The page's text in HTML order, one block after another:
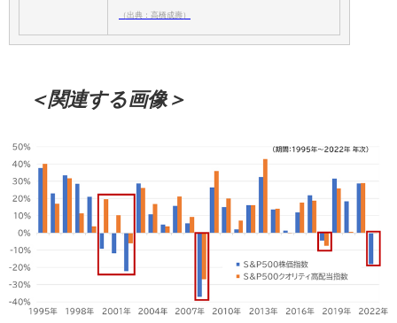
（出典：高橋成壽）
＜関連する画像＞